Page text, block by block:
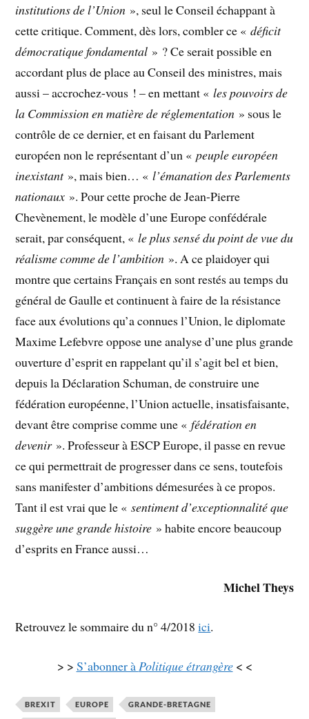
institutions de l’Union », seul le Conseil échappant à
cette critique. Comment, dès lors, combler ce «déficit
démocratique fondamental » ? Ce serait possible en
accordant plus de place au Conseil des ministres, mais
aussi – accrochez-vous ! – en mettant «les pouvoirs de
la Commission en matière de réglementation » sous le
contrôle de ce dernier, et en faisant du Parlement
européen non le représentant d’un «peuple européen
inexistant», mais bien… «l’émanation des Parlements
nationaux ». Pour cette proche de Jean-Pierre
Chevènement, le modèle d’une Europe confédérale
serait, par conséquent, «le plus sensé du point de vue du
réalisme comme de l’ambition ». A ce plaidoyer qui
montre que certains Français en sont restés au temps du
général de Gaulle et continuent à faire de la résistance
face aux évolutions qu’a connues l’Union, le diplomate
Maxime Lefebvre oppose une analyse d’une plus grande
ouverture d’esprit en rappelant qu’il s’agit bel et bien,
depuis la Déclaration Schuman, de construire une
fédération européenne, l’Union actuelle, insatisfaisante,
devant être comprise comme une «fédération en
devenir». Professeur à ESCP Europe, il passe en revue
ce qui permettrait de progresser dans ce sens, toutefois
sans manifester d’ambitions démesurées à ce propos.
Tant il est vrai que le «sentiment d’exceptionnalité que
suggère une grande histoire » habite encore beaucoup
d’esprits en France aussi…
Michel Theys
Retrouvez le sommaire du n° 4/2018ici.
> > S’abonner àPolitique étrangère< <
BREXIT EUROPE GRANDE-BRETAGNE